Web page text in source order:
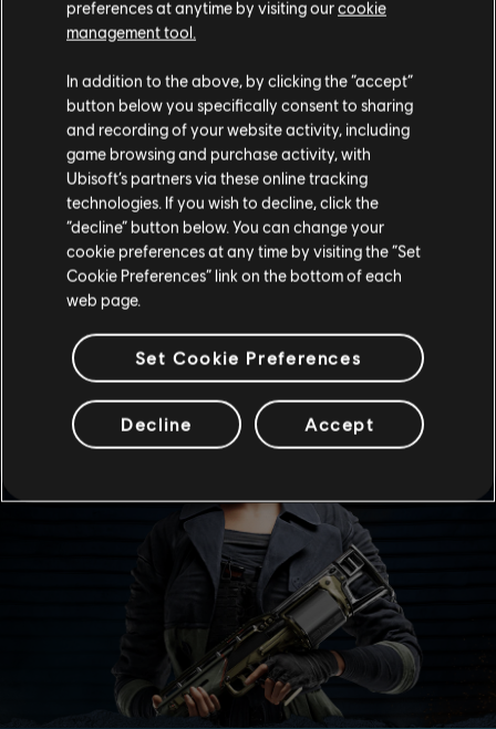
ordinarle di prendersi una vacanza. La sua serietà può
venire fraintesa. Credo sia una persona che calcola
tra gli avversari e come destabilizzarli. La squadra la
considera un elemento prezioso ma lei esige una
leadership chiara e strategica, pertanto invito i
comandanti a non sottovalutarla.
-- Dr. Harishva "Harry" Pandey, Direttore di Rainbow
SKIN ELITE
preferences at anytime by visiting ourcookie
management tool.
In addition to the above, by clicking the “accept”
button below you specifically consent to sharing
and recording of your website activity, including
game browsing and purchase activity, with
Ubisoft’s partners via these online tracking
technologies. If you wish to decline, click the
“decline” button below. You can change your
cookie preferences at any time by visiting the “Set
Cookie Preferences” link on the bottom of each
web page.
Set Cookie Preferences
Decline Accept